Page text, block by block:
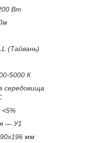
Вт
(Тайвань)
5000 К
середовища
<5%
— У1
мм